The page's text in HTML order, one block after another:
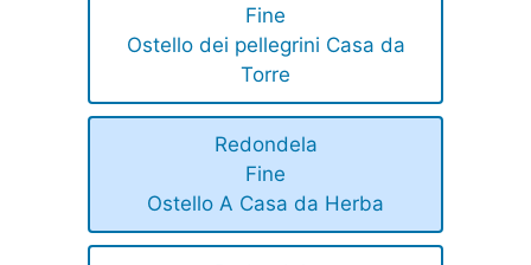
Fine
Ostello dei pellegrini Casa da
Torre
Redondela
Fine
Ostello A Casa da Herba